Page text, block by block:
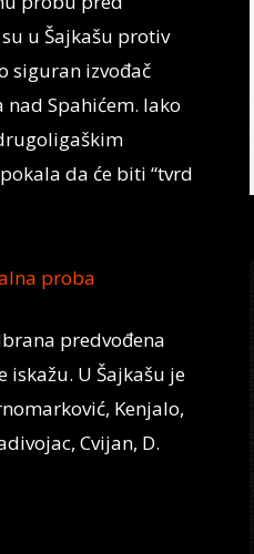
u Šajkašu protiv
siguran izvođač
Spahićem. Iako
da će biti “tvrd
predvođena
U Šajkašu je
Kenjalo,
Cvijan, D.